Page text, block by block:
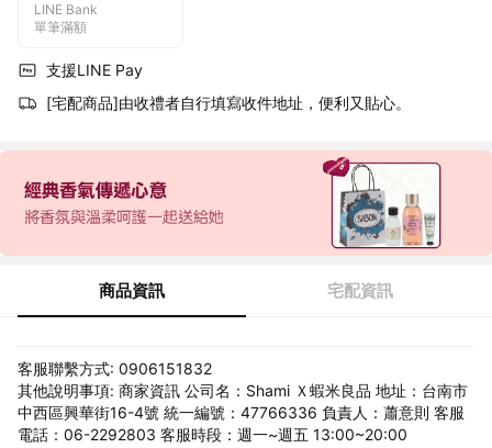
LINE Bank
單筆滿額
支援LINE Pay
[宅配商品]由收禮者自行填寫收件地址，便利又貼心。
商品資訊 宅配資訊
客服聯繫方式: 0906151832
其他說明事項: 商家資訊 公司名：Shami Ｘ蝦米良品 地址：台南市
中西區興華街16-4號 統一編號：47766336 負責人：蕭意則 客服
電話：06-2292803 客服時段：週一~週五 13:00~20:00